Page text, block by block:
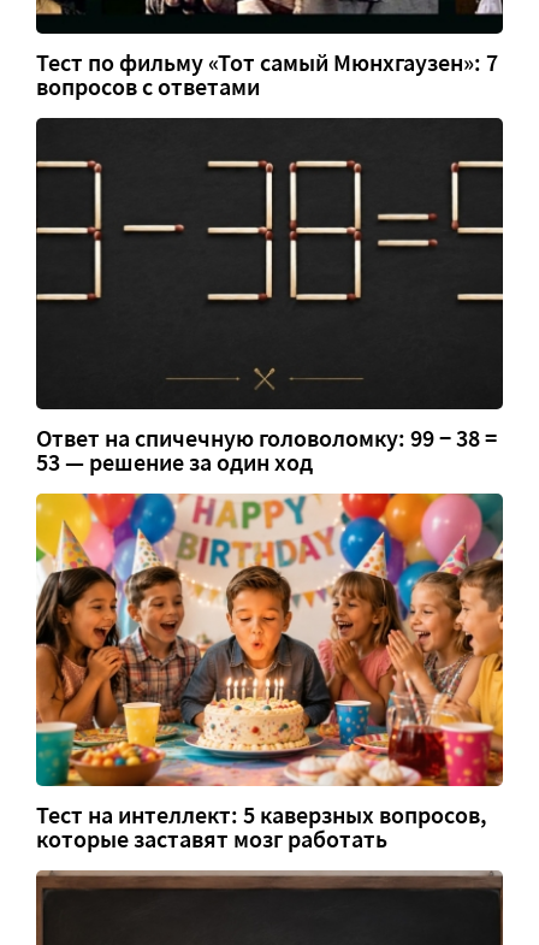
Тест по фильму «Тот самый Мюнхгаузен»: 7
вопросов с ответами
Ответ на спичечную головоломку: 99 − 38 =
53 — решение за один ход
Тест на интеллект: 5 каверзных вопросов,
которые заставят мозг работать